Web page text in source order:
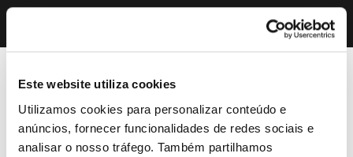
Este website utiliza cookies
Utilizamos cookies para personalizar conteúdo e
anúncios, fornecer funcionalidades de redes sociais e
analisar o nosso tráfego. Também partilhamos